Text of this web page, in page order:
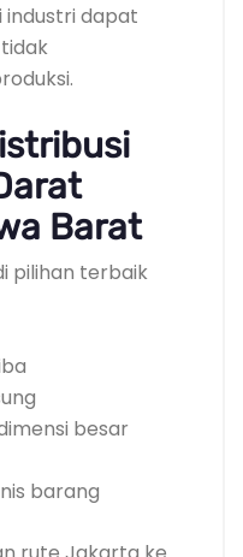
industri dapat
Barat
pilihan terbaik
besar
barang